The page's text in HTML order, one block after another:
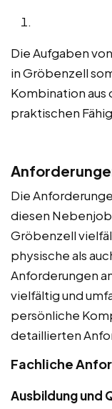
Die Aufgaben
in Gröbenzell
Kombination aus
praktischen
Die
diesen
Gröbenzell
physische als
Anforderungen
vielfältig und
persönliche
detaillierten
Fachliche
Ausbildung und